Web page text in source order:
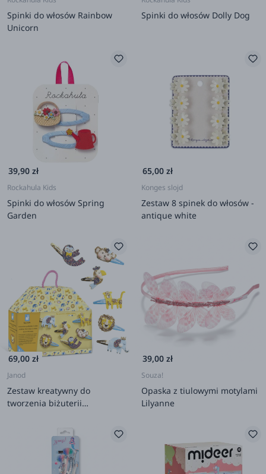
Spinki do włosów Rainbow
Unicorn
Spinki do włosów Dolly Dog
39,90 zł
Rockahula Kids
Spinki do włosów Spring
Garden
65,00 zł
Konges slojd
Zestaw 8 spinek do włosów -
antique white
69,00 zł
Janod
Zestaw kreatywny do
tworzenia biżuterii
Egzotyczne zwierzęta 5+
39,00 zł
Souza!
Opaska z tiulowymi motylami
Lilyanne